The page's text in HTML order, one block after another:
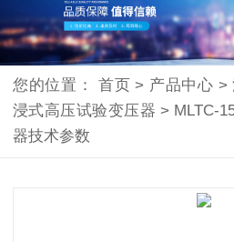
您的位置： 首页 > 产品中心 >
浸式高压试验变压器 > MLTC-
器技术参数